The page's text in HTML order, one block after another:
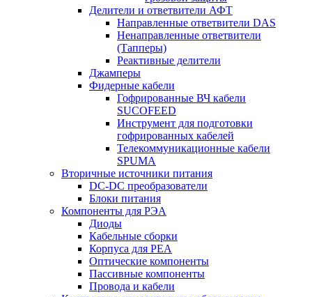
Делители и ответвители АФТ
Направленные ответвители DAS
Ненаправленные ответвители
(Тапперы)
Реактивные делители
Джамперы
Фидерные кабели
Гофрированные ВЧ кабели
SUCOFEED
Инструмент для подготовки
гофрированных кабелей
Телекоммуникационные кабели
SPUMA
Вторичные источники питания
DC-DC преобразователи
Блоки питания
Компоненты для РЭА
Диоды
Кабельные сборки
Корпуса для РЕА
Оптические компоненты
Пассивные компоненты
Провода и кабели